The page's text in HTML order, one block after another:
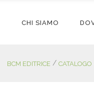
CHI SIAMO
BCM EDITRICE / CATALOGO